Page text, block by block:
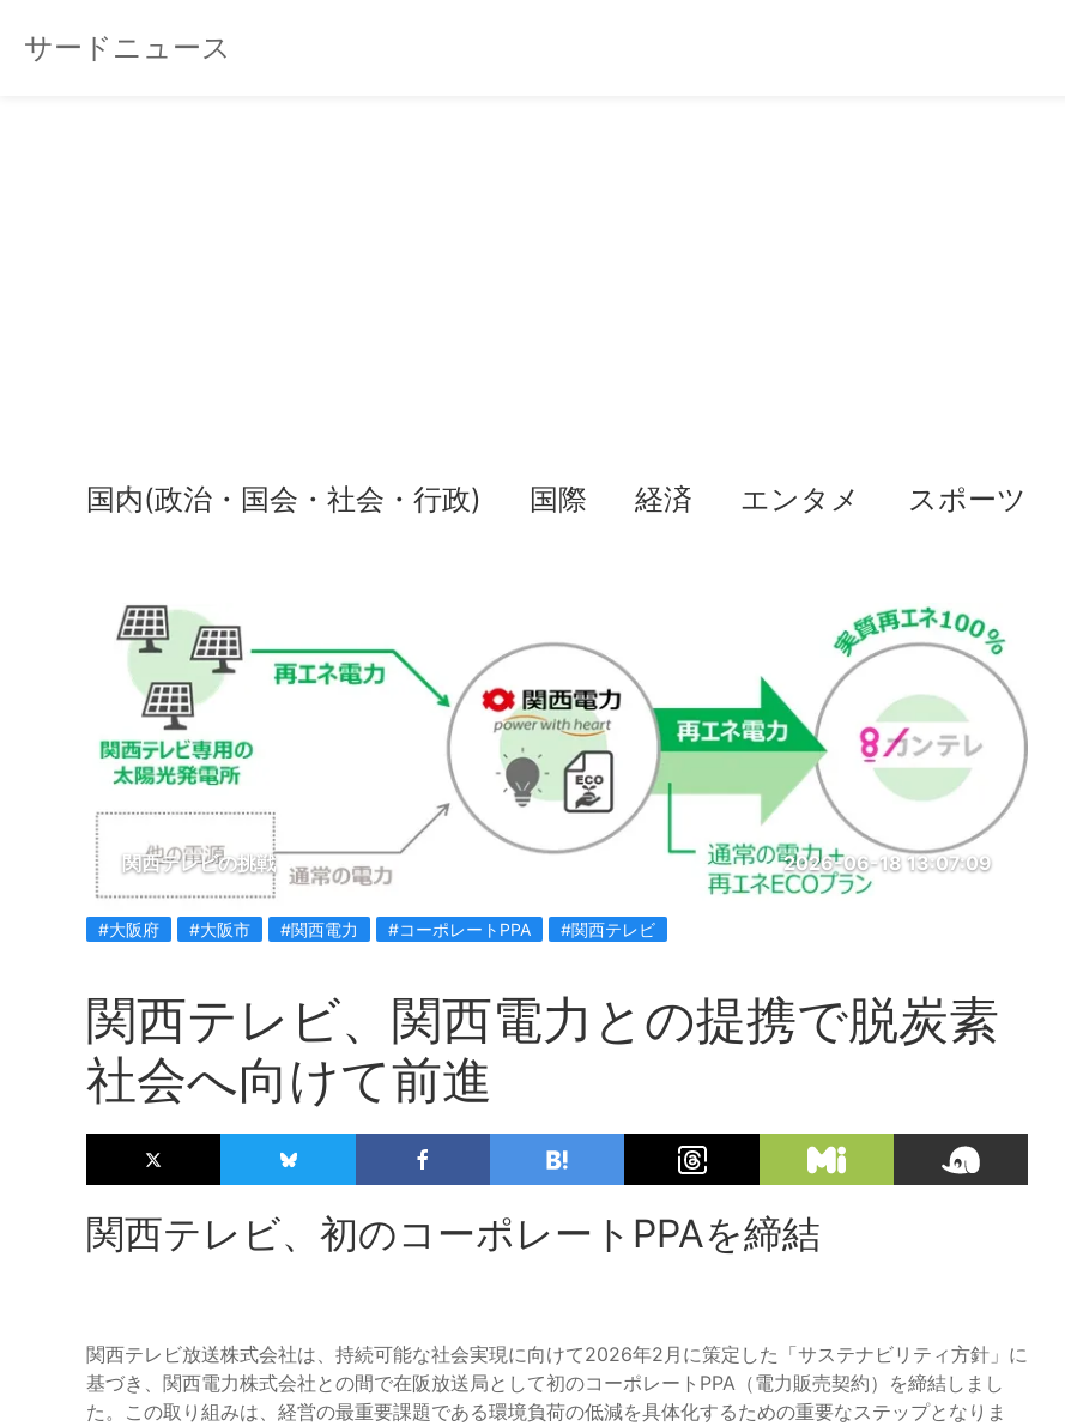
サードニュース
国内(政治・国会・社会・行政) 国際 経済 エンタメ スポーツ
関西テレビの挑戦 2026-06-18 13:07:09
#大阪府 #大阪市 #関西電力 #コーポレートPPA #関西テレビ
関西テレビ、関西電力との提携で脱炭素
社会へ向けて前進
関西テレビ、初のコーポレートPPAを締結
関西テレビ放送株式会社は、持続可能な社会実現に向けて2026年2月に策定した「サステナビリティ方針」に
基づき、関西電力株式会社との間で在阪放送局として初のコーポレートPPA（電力販売契約）を締結しまし
た。この取り組みは、経営の最重要課題である環境負荷の低減を具体化するための重要なステップとなりま